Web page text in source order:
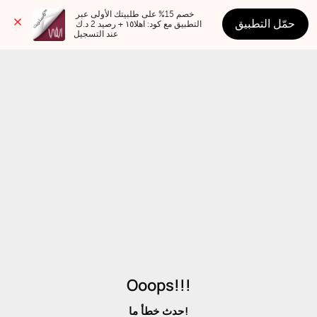
عند التسجيل
حمّل التطبيق
Ooops!!!
حدث خطأ ما!